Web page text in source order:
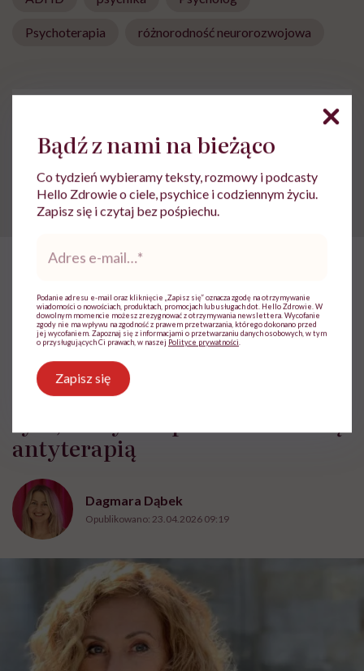
Psychoterapia różnorodność neurorozwojowa
lekarskiej. Pamiętaj, że w przypadku
problemów ze zdrowiem należy bezwzględnie
skonsultować się z lekarzem.
„Możemy uzależnić się od
terapii sami, ale możemy też
zostać w tym kierunku
poprowadzeni”. Anna Bimer o
antyterapią
Dagmara Dąbek
Opublikowano: 23.04.2026 09:19
Bądź z nami na bieżąco
Co tydzień wybieramy teksty, rozmowy i podcasty
Hello Zdrowie o ciele, psychice i codziennym życiu.
Zapisz się i czytaj bez pośpiechu.
mail*
Podanie adresu e-mail oraz kliknięcie „Zapisz się” oznacza zgodę na otrzymywanie
wiadomości o nowościach, produktach, promocjach lub usługach dot. Hello Zdrowie. W
dowolnym momencie możesz zrezygnować z otrzymywania newslettera. Wycofanie
zgody nie ma wpływu na zgodność z prawem przetwarzania, którego dokonano przed
jej wycofaniem. Zapoznaj się z informacjami o przetwarzaniu danych osobowych, w tym
o przysługujących Ci prawach, w naszej Polityce prywatności
Zapisz się